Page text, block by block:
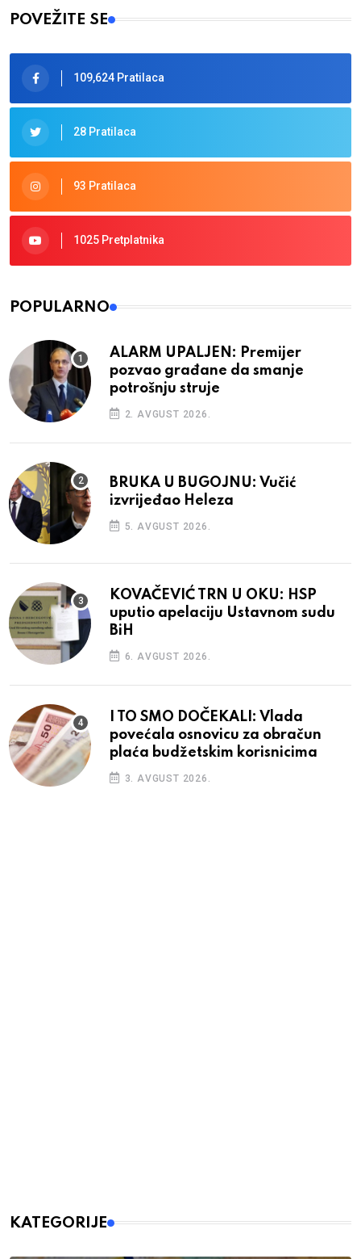
POVEŽITE SE
109,624 Pratilaca
28 Pratilaca
93 Pratilaca
1025 Pretplatnika
POPULARNO
ALARM UPALJEN: Premijer
pozvao građane da smanje
potrošnju struje
2. AVGUST 2026.
BRUKA U BUGOJNU: Vučić
izvrijeđao Heleza
5. AVGUST 2026.
KOVAČEVIĆ TRN U OKU: HSP
uputio apelaciju Ustavnom sudu
BiH
6. AVGUST 2026.
I TO SMO DOČEKALI: Vlada
povećala osnovicu za obračun
plaća budžetskim korisnicima
3. AVGUST 2026.
KATEGORIJE